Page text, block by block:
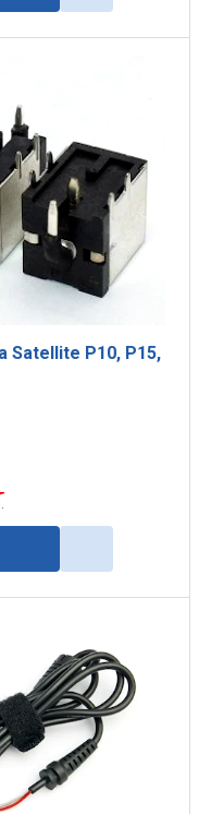
Satellite P10, P15,